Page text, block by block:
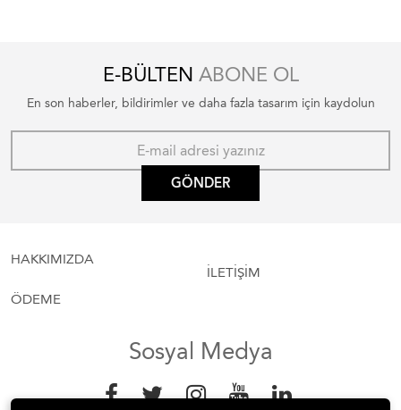
E-BÜLTEN ABONE OL
En son haberler, bildirimler ve daha fazla tasarım için kaydolun
GÖNDER
HAKKIMIZDA
ÖDEME
İLETİŞİM
Sosyal Medya